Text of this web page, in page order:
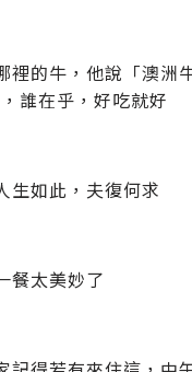
裡的牛，他說「澳
誰在乎，好吃就好
生如此，夫復何求
餐太美妙了